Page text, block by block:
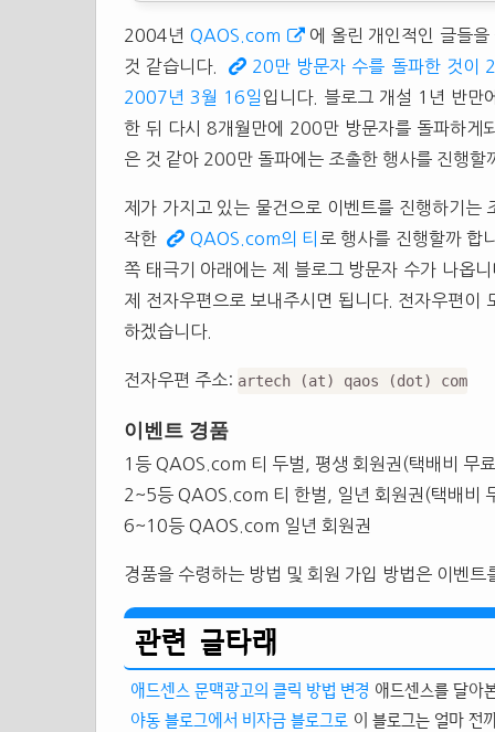
2004년 QAOS.com
에 올린 개인적인 글들
것 같습니다.
20만 방문자 수를 돌파한 것이
2007년 3월 16일입니다. 블로그 개설 1년 반만
한 뒤 다시 8개월만에 200만 방문자를 돌파하
은 것 같아 200만 돌파에는 조촐한 행사를 진행할
제가 가지고 있는 물건으로 이벤트를 진행하기는
작한
QAOS.com의 티 로 행사를 진행할까 합
쪽 태극기 아래에는 제 블로그 방문자 수가 나옵
제 전자우편으로 보내주시면 됩니다. 전자우편이
하겠습니다.
전자우편 주소: artech (at) qaos (dot) com
이벤트 경품
1등 QAOS.com 티 두벌, 평생 회원권(택배비 무
2~5등 QAOS.com 티 한벌, 일년 회원권(택배비
6~10등 QAOS.com 일년 회원권
경품을 수령하는 방법 및 회원 가입 방법은 이벤
관련 글타래
애드센스 문맥광고의 클릭 방법 변경 애드센스를 달아
야동 블로그에서 비자금 블로그로 이 블로그는 얼마 전